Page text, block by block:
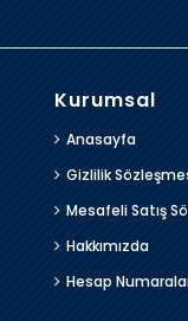
Kurumsal
Anasayfa
Gizlilik
Mesafeli Satış
Hakkımızda
Hesap